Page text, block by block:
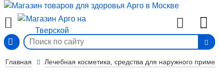
Главная Лечебная косметика, средства для наружного
Фильтры
По
Показать
все
15